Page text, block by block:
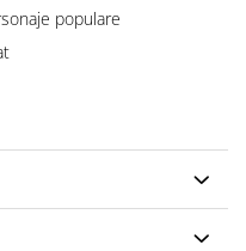
populare